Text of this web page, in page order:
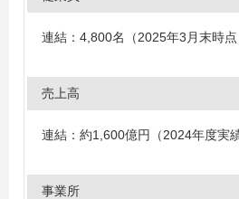
連結：4,800名（2025年3月末時点
売上高
連結：約1,600億円（2024年度実績
事業所